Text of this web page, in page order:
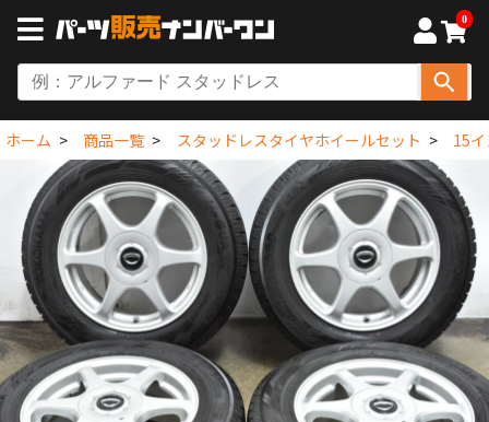
0
ホーム 商品一覧 スタッドレスタイヤホイールセット 15